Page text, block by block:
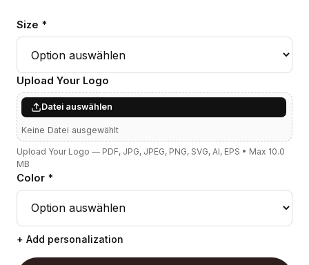
Size *
Upload Your Logo
Datei auswählen
Keine Datei ausgewählt
Upload Your Logo — PDF, JPG, JPEG, PNG, SVG, AI, EPS • Max 10.0
MB
Color *
+ Add personalization